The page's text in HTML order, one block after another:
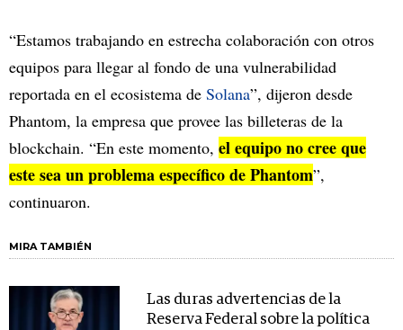
“Estamos trabajando en estrecha colaboración con otros
equipos para llegar al fondo de una vulnerabilidad
reportada en el ecosistema de Solana”, dijeron desde
Phantom, la empresa que provee las billeteras de la
blockchain. “En este momento, el equipo no cree que
este sea un problema específico de Phantom”,
continuaron.
MIRA TAMBIÉN
Las duras advertencias de la
Reserva Federal sobre la política